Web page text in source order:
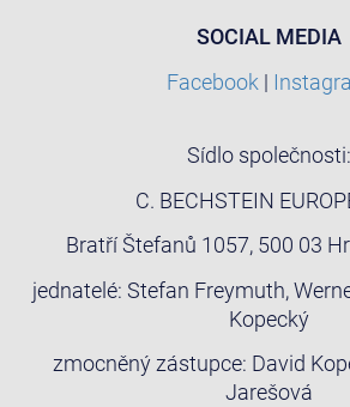
SOCIAL MEDIA
Facebook |
Sídlo společnosti:
C. BECHSTEIN
Bratří Štefanů 1057, 500 03
jednatelé: Stefan Freymuth,
Kopecký
zmocněný zástupce: David
Jarešová